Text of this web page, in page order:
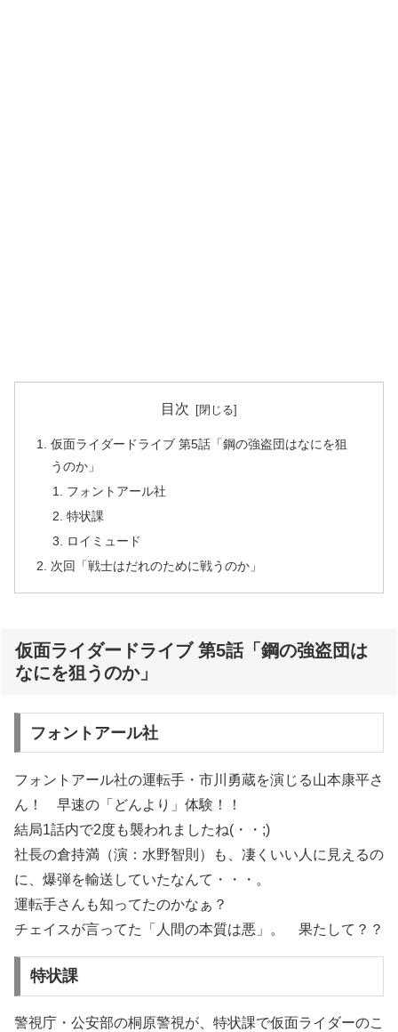
目次
仮面ライダードライブ 第5話「鋼の強盗団はなにを狙
うのか」
フォントアール社
特状課
ロイミュード
次回「戦士はだれのために戦うのか」
仮面ライダードライブ 第5話「鋼の強盗団は
なにを狙うのか」
フォントアール社
フォントアール社の運転手・市川勇蔵を演じる山本康平さ
ん！ 早速の「どんより」体験！！
結局1話内で2度も襲われましたね(・・;)
社長の倉持満（演：水野智則）も、凄くいい人に見えるの
に、爆弾を輸送していたなんて・・・。
運転手さんも知ってたのかなぁ？
チェイスが言ってた「人間の本質は悪」。 果たして？？
特状課
警視庁・公安部の桐原警視が、特状課で仮面ライダーのこ